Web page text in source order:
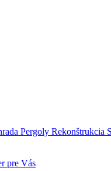
Pergoly Rekonštrukcia
pre Vás